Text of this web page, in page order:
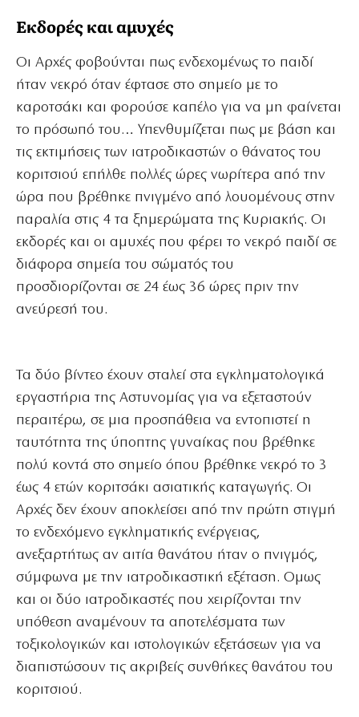
Εκδορές και αμυχές
Οι Αρχές φοβούνται πως ενδεχομένως το παιδί
ήταν νεκρό όταν έφτασε στο σημείο με το
καροτσάκι και φορούσε καπέλο για να μη φαίνεται
το πρόσωπό του… Υπενθυμίζεται πως με βάση και
τις εκτιμήσεις των ιατροδικαστών ο θάνατος του
κοριτσιού επήλθε πολλές ώρες νωρίτερα από την
ώρα που βρέθηκε πνιγμένο από λουομένους στην
παραλία στις 4 τα ξημερώματα της Κυριακής. Οι
εκδορές και οι αμυχές που φέρει το νεκρό παιδί σε
διάφορα σημεία του σώματός του
προσδιορίζονται σε 24 έως 36 ώρες πριν την
ανεύρεσή του.
Τα δύο βίντεο έχουν σταλεί στα εγκληματολογικά
εργαστήρια της Αστυνομίας για να εξεταστούν
περαιτέρω, σε μια προσπάθεια να εντοπιστεί η
ταυτότητα της ύποπτης γυναίκας που βρέθηκε
πολύ κοντά στο σημείο όπου βρέθηκε νεκρό το 3
έως 4 ετών κοριτσάκι ασιατικής καταγωγής. Οι
Αρχές δεν έχουν αποκλείσει από την πρώτη στιγμή
το ενδεχόμενο εγκληματικής ενέργειας,
ανεξαρτήτως αν αιτία θανάτου ήταν ο πνιγμός,
σύμφωνα με την ιατροδικαστική εξέταση. Ομως
και οι δύο ιατροδικαστές που χειρίζονται την
υπόθεση αναμένουν τα αποτελέσματα των
τοξικολογικών και ιστολογικών εξετάσεων για να
διαπιστώσουν τις ακριβείς συνθήκες θανάτου του
κοριτσιού.